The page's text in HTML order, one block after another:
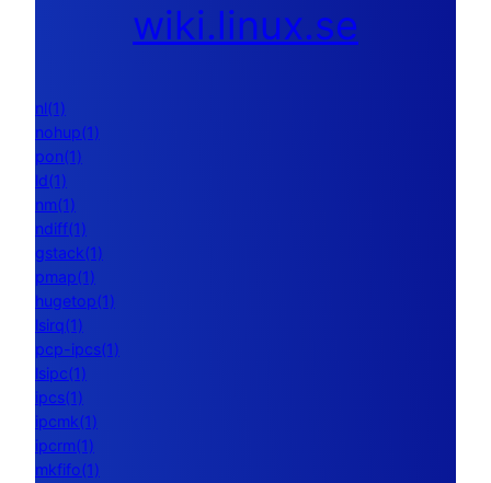
wiki.linux.se
nl(1)
nohup(1)
pon(1)
ld(1)
nm(1)
ndiff(1)
gstack(1)
pmap(1)
hugetop(1)
lsirq(1)
pcp-ipcs(1)
lsipc(1)
ipcs(1)
ipcmk(1)
ipcrm(1)
mkfifo(1)